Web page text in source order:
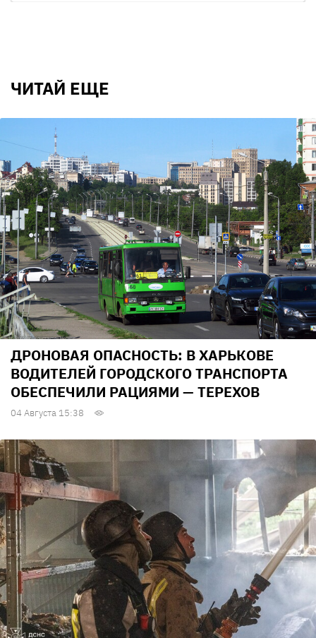
ЧИТАЙ ЕЩЕ
ДРОНОВАЯ ОПАСНОСТЬ: В ХАРЬКОВЕ
ВОДИТЕЛЕЙ ГОРОДСКОГО ТРАНСПОРТА
ОБЕСПЕЧИЛИ РАЦИЯМИ — ТЕРЕХОВ
04 Августа 15:38